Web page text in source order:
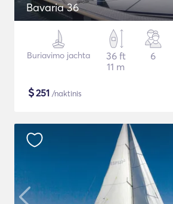
Bavaria 36
Buriavimo jachta
36 ft
11 m
6
$251 /naktinis